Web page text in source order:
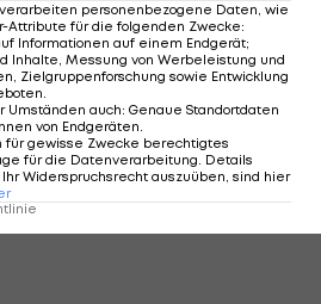
verarbeiten personenbezogene Daten, wie
Attribute für die folgenden Zwecke:
Informationen auf einem Endgerät;
Inhalte, Messung von Werbeleistung und
Zielgruppenforschung sowie Entwicklung
.
Umständen auch: Genaue Standortdaten
von Endgeräten.
für gewisse Zwecke berechtigtes
für die Datenverarbeitung. Details
Widerspruchsrecht auszuüben, sind hier